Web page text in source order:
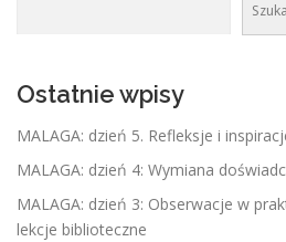
Ostatnie wpisy
MALAGA: dzień 5. Refleksje i
MALAGA: dzień 4: Wymiana
MALAGA: dzień 3: Obserwacje w
lekcje biblioteczne